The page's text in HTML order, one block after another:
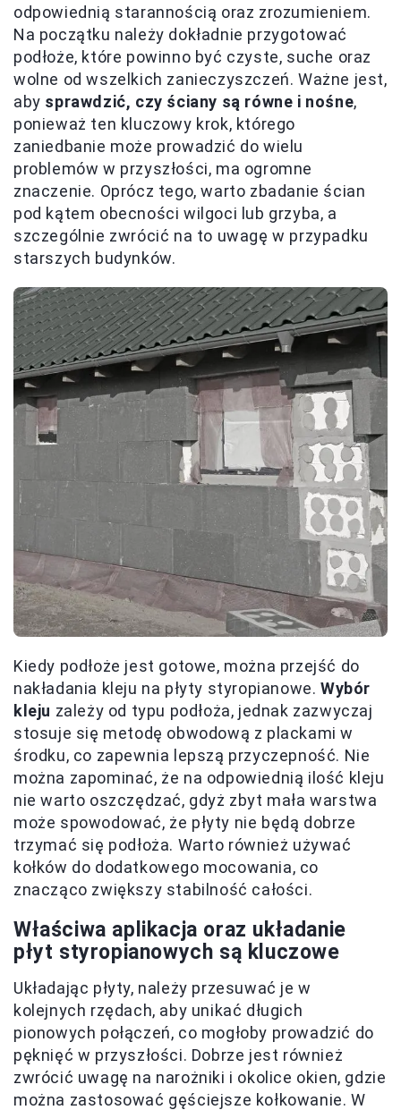
odpowiednią starannością oraz zrozumieniem.
Na początku należy dokładnie przygotować
podłoże, które powinno być czyste, suche oraz
wolne od wszelkich zanieczyszczeń. Ważne jest,
aby sprawdzić, czy ściany są równe i nośne,
ponieważ ten kluczowy krok, którego
zaniedbanie może prowadzić do wielu
problemów w przyszłości, ma ogromne
znaczenie. Oprócz tego, warto zbadanie ścian
pod kątem obecności wilgoci lub grzyba, a
szczególnie zwrócić na to uwagę w przypadku
starszych budynków.
Kiedy podłoże jest gotowe, można przejść do
nakładania kleju na płyty styropianowe.Wybór
kleju zależy od typu podłoża, jednak zazwyczaj
stosuje się metodę obwodową z plackami w
środku, co zapewnia lepszą przyczepność. Nie
można zapominać, że na odpowiednią ilość kleju
nie warto oszczędzać, gdyż zbyt mała warstwa
może spowodować, że płyty nie będą dobrze
trzymać się podłoża. Warto również używać
kołków do dodatkowego mocowania, co
znacząco zwiększy stabilność całości.
Właściwa aplikacja oraz układanie
płyt styropianowych są kluczowe
Układając płyty, należy przesuwać je w
kolejnych rzędach, aby unikać długich
pionowych połączeń, co mogłoby prowadzić do
pęknięć w przyszłości. Dobrze jest również
zwrócić uwagę na narożniki i okolice okien, gdzie
można zastosować gęściejsze kołkowanie. W